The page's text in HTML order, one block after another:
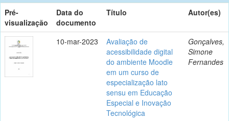
Pré-
visualização
Data do
documento
Título Autor(es)
10-mar-2023
Avaliação de
acessibilidade digital
do ambiente Moodle
em um curso de
especialização lato
sensu em Educação
Especial e Inovação
Tecnológica
Gonçalves,
Simone
Fernandes